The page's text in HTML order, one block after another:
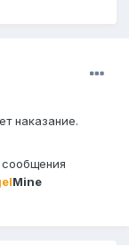
наказание.
Mine